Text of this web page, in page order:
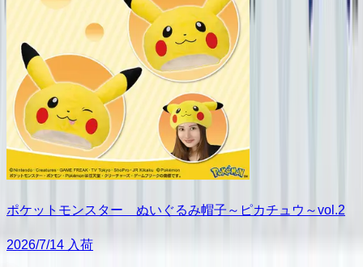
ポケットモンスター ぬいぐるみ帽子～ピカチュウ～vol.2
2026/7/14 入荷